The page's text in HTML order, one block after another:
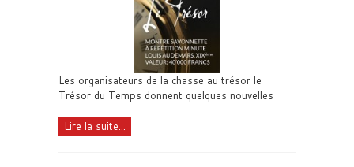
Les organisateurs de la chasse au trésor le
Trésor du Temps donnent quelques nouvelles
Lire la suite...